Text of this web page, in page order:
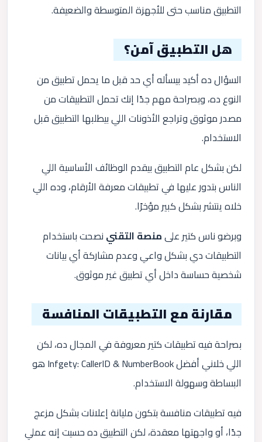
التطبيق مناسب حتى للأجهزة المتوسطة والضعيفة.
هل التطبيق آمن؟
السؤال ده أكيد بيسأله أي حد قبل ما يحمل تطبيق من
النوع ده، وبصراحة مهم جدًا إنك تحمل التطبيقات من
مصدر موثوق وتراجع الأذونات اللي بيطلبها التطبيق قبل
الاستخدام.
لكن بشكل عام التطبيق بيقدم الوظائف الأساسية اللي
الناس بتدور عليها في تطبيقات معرفة الأرقام، وده اللي
خلاه ينتشر بشكل كبير مؤخرًا.
وبرضو ناس كتير علىمنصة التقني نصحت باستخدام
التطبيقات دي بشكل واعي وعدم مشاركة أي بيانات
شخصية حساسة داخل أي تطبيق غير موثوق.
مقارنة مع التطبيقات المنافسة
بصراحة فيه تطبيقات كتير معروفة في المجال ده، لكن
اللي خلاني أفضل Infgety: CallerID & NumberBook هو
البساطة وسهولة الاستخدام.
فيه تطبيقات منافسة بتكون مليانة إعلانات بشكل مزعج
جدًا، أو واجهتها معقدة، لكن التطبيق ده حسيت إنه عملي